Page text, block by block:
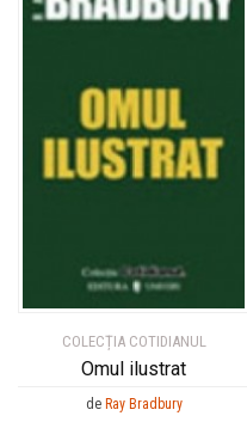
COLECȚIA COTIDIANUL
Omul ilustrat
de Ray Bradbury